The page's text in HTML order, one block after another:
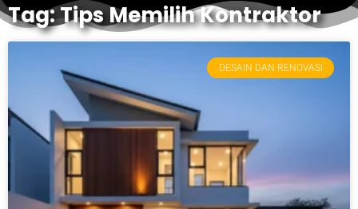
Tag: Tips Memilih Kontraktor
DESAIN DAN RENOVASI